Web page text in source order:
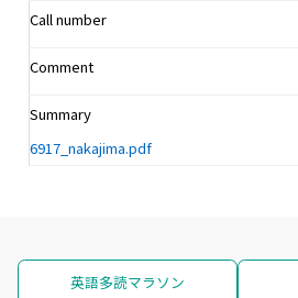
Call number
Comment
Summary
6917_nakajima.pdf
英語多読マラソン